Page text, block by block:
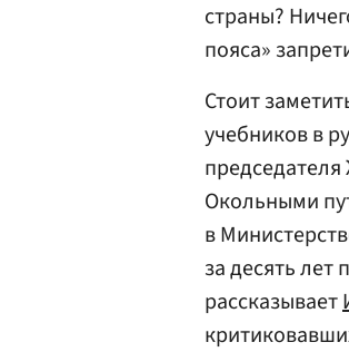
страны?
пояса»
Стоит
учебников в
Окольными
в
за десять
рассказывает